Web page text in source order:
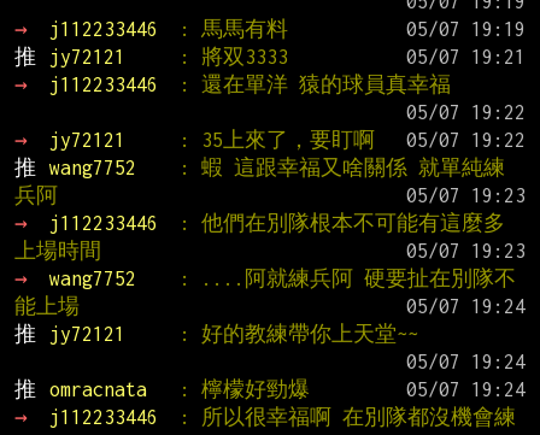
→
j112233446 : 馬馬有料
推
jy72121 : 將双3333
→
j112233446
: 還在單洋 猿的球員真幸福
→
jy72121 : 35上來了，要盯啊
推
wang7752
: 蝦 這跟幸福又啥關係 就單純練
兵阿
→
j112233446
: 他們在別隊根本不可能有這麼多
上場時間
→
wang7752
: ....阿就練兵阿 硬要扯在別隊不
能上場
推
jy72121
: 好的教練帶你上天堂~~
推
omracnata : 檸檬好勁爆
→
j112233446
: 所以很幸福啊 在別隊都沒機會練